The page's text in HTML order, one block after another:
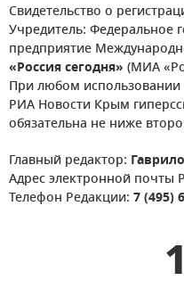
Свидетельство о
Учредитель: Федеральное
предприятие
«Россия сегодня» (МИА
При любом использовании
РИА Новости Крым
обязательна не ниже
Главный редактор:
Адрес электронной почты
Телефон Редакции: 7 (495)